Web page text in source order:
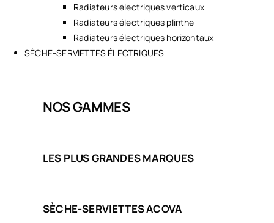
Radiateurs électriques verticaux
Radiateurs électriques plinthe
Radiateurs électriques horizontaux
SÈCHE-SERVIETTES ÉLECTRIQUES
NOS GAMMES
LES PLUS GRANDES MARQUES
SÈCHE-SERVIETTES ACOVA